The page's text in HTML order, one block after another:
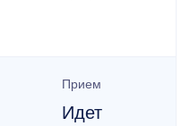
Прием
Идет